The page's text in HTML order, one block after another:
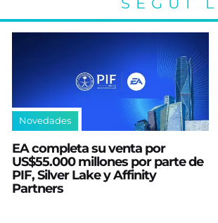
Novedades
EA completa su venta por
US$55.000 millones por parte de
PIF, Silver Lake y Affinity
Partners